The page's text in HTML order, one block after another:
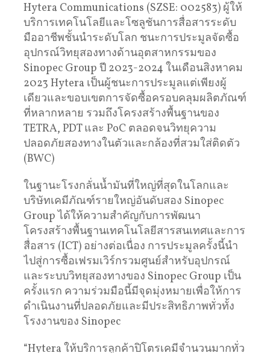
Hytera Communications (SZSE: 002583) ผู้ให้
บริการเทคโนโลยีและโซลูชันการสื่อสารระดับ
มืออาชีพชั้นนำระดับโลก ชนะการประมูลจัดซื้อ
อุปกรณ์วิทยุสองทางด้านอุตสาหกรรมของ
Sinopec Group ปี 2023-2024 ในเดือนสิงหาคม
2023 Hytera เป็นผู้ชนะการประมูลแต่เพียงผู้
เดียวและขอบเขตการจัดซื้อครอบคลุมผลิตภัณฑ์
ที่หลากหลาย รวมถึงโครงสร้างพื้นฐานของ
TETRA, PDT และ PoC ตลอดจนวิทยุความ
ปลอดภัยสองทางในตัวและกล้องที่สวมใส่ติดตัว
(BWC)
ในฐานะโรงกลั่นน้ำมันที่ใหญ่ที่สุดในโลกและ
บริษัทเคมีภัณฑ์รายใหญ่อันดับสอง Sinopec
Group ได้ให้ความสำคัญกับการพัฒนา
โครงสร้างพื้นฐานเทคโนโลยีสารสนเทศและการ
สื่อสาร (ICT) อย่างต่อเนื่อง การประมูลครั้งนี้นำ
ไปสู่การซื้อเฟรมเวิร์กรวมศูนย์สำหรับอุปกรณ์
และระบบวิทยุสองทางของ Sinopec Group เป็น
ครั้งแรก ความร่วมมือนี้มีจุดมุ่งหมายเพื่อให้การ
ดำเนินงานที่ปลอดภัยและมีประสิทธิภาพทั่วทั้ง
โรงงานของ Sinopec
“Hytera ให้บริการลูกค้าปิโตรเคมีจำนวนมากทั่ว